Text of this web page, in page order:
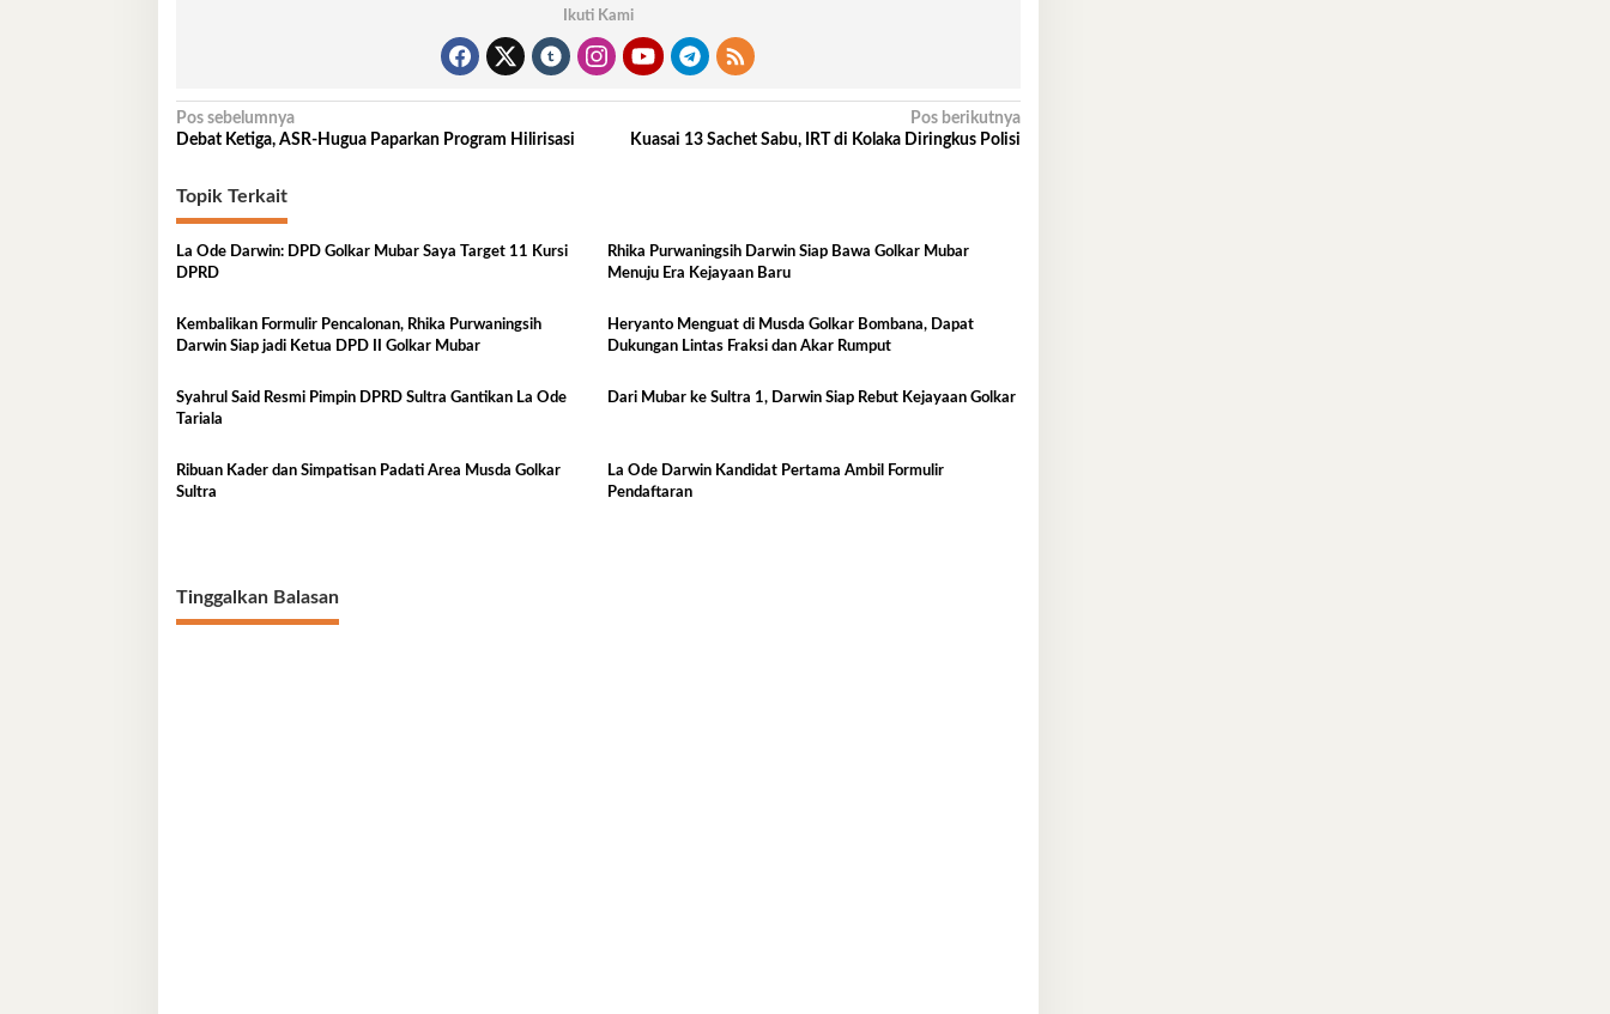
Ikuti Kami
Navigasi
Pos sebelumnya
Debat Ketiga, ASR-Hugua Paparkan Program Hilirisasi
Pos berikutnya
Kuasai 13 Sachet Sabu, IRT di Kolaka Diringkus Polisi
Topik Terkait
La Ode Darwin: DPD Golkar Mubar Saya Target 11 Kursi
DPRD
Rhika Purwaningsih Darwin Siap Bawa Golkar Mubar
Menuju Era Kejayaan Baru
Kembalikan Formulir Pencalonan, Rhika Purwaningsih
Darwin Siap jadi Ketua DPD II Golkar Mubar
Heryanto Menguat di Musda Golkar Bombana, Dapat
Dukungan Lintas Fraksi dan Akar Rumput
Syahrul Said Resmi Pimpin DPRD Sultra Gantikan La Ode
Tariala
Dari Mubar ke Sultra 1, Darwin Siap Rebut Kejayaan Golkar
Ribuan Kader dan Simpatisan Padati Area Musda Golkar
Sultra
La Ode Darwin Kandidat Pertama Ambil Formulir
Pendaftaran
Tinggalkan Balasan